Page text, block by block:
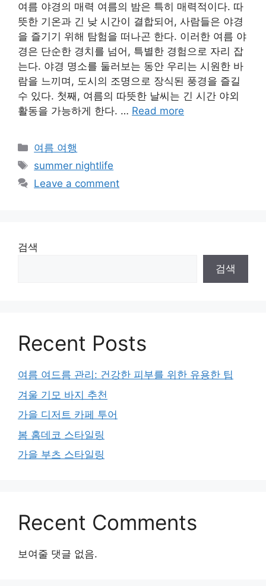
여름 야경의 매력 여름의 밤은 특히 매력적이다. 따
뜻한 기온과 긴 낮 시간이 결합되어, 사람들은 야경
을 즐기기 위해 탐험을 떠나곤 한다. 이러한 여름 야
경은 단순한 경치를 넘어, 특별한 경험으로 자리 잡
는다. 야경 명소를 둘러보는 동안 우리는 시원한 바
람을 느끼며, 도시의 조명으로 장식된 풍경을 즐길
수 있다. 첫째, 여름의 따뜻한 날씨는 긴 시간 야외
활동을 가능하게 한다. … Read more
Categories
여름 여행
Tags
summer nightlife
Leave a comment
검색
검색
Recent Posts
여름 여드름 관리: 건강한 피부를 위한 유용한 팁
겨울 기모 바지 추천
가을 디저트 카페 투어
봄 홈데코 스타일링
가을 부츠 스타일링
Recent Comments
보여줄 댓글 없음.